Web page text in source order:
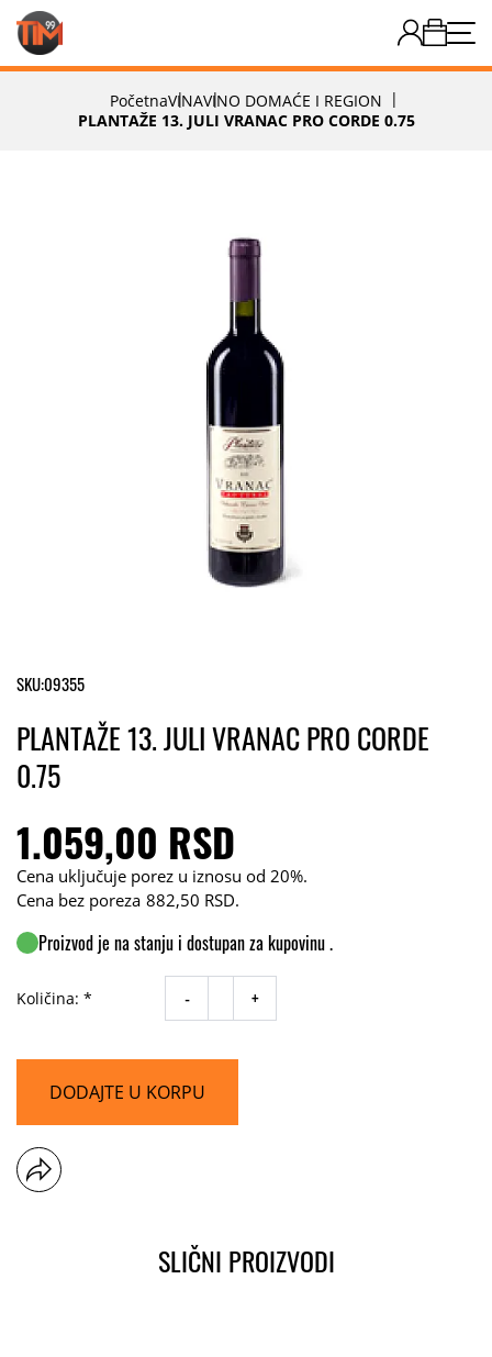
PočetnaVINAVINO DOMAĆE I REGION
PLANTAŽE 13. JULI VRANAC PRO CORDE 0.75
SKU:09355
PLANTAŽE 13. JULI VRANAC PRO CORDE
0.75
1.059,00 RSD
Cena uključuje porez u iznosu od 20%.
Cena bez poreza 882,50 RSD.
Proizvod je na stanju i dostupan za kupovinu .
Količina: * - +
DODAJTE U KORPU
SLIČNI PROIZVODI